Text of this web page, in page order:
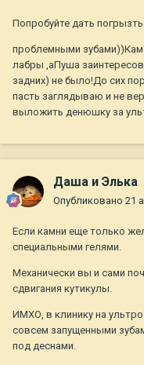
Попробуйте дать
проблемными
лабры ,аПуша
задних) не было!До сих
пасть заглядываю и не
выложить денюшку за
Даша и Элька
Опубликовано 21
Если камни еще только
специальными гелями.
Механически вы и сами
сдвигания кутикулы.
ИМХО, в клинику на
совсем запущенными
под деснами.